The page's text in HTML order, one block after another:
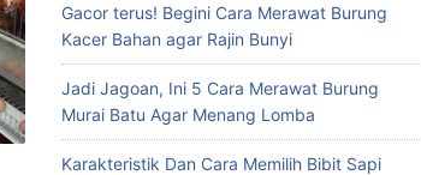
Gacor terus! Begini Cara Merawat Burung
Kacer Bahan agar Rajin Bunyi
Jadi Jagoan, Ini 5 Cara Merawat Burung
Murai Batu Agar Menang Lomba
Karakteristik Dan Cara Memilih Bibit Sapi